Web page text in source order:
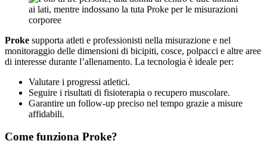
Proke supporta atleti e professionisti nella misurazione e nel
monitoraggio delle dimensioni di bicipiti, cosce, polpacci e altre aree
di interesse durante l’allenamento. La tecnologia è ideale per:
Valutare i progressi atletici.
Seguire i risultati di fisioterapia o recupero muscolare.
Garantire un follow-up preciso nel tempo grazie a misure
affidabili.
Come funziona Proke?